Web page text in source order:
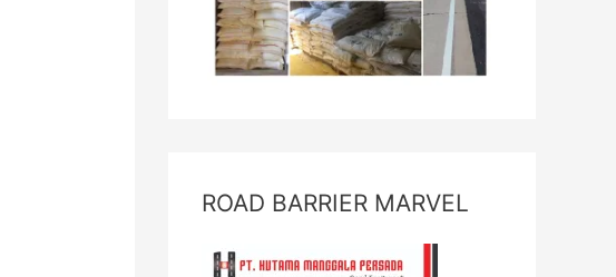
ROAD BARRIER MARVEL